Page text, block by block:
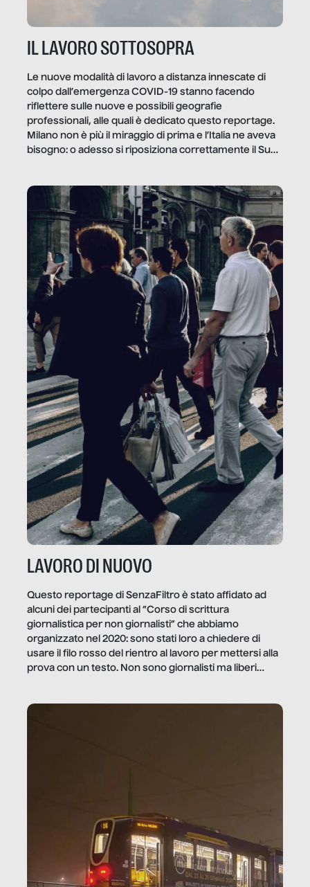
IL LAVORO SOTTOSOPRA
Le nuove modalità di lavoro a distanza innescate di
colpo dall’emergenza COVID-19 stanno facendo
riflettere sulle nuove e possibili geografie
professionali, alle quali è dedicato questo reportage.
Milano non è più il miraggio di prima e l’Italia ne aveva
bisogno: o adesso si riposiziona correttamente il Sud
LAVORO DI NUOVO
Questo reportage di SenzaFiltro è stato affidato ad
alcuni dei partecipanti al “Corso di scrittura
giornalistica per non giornalisti” che abbiamo
organizzato nel 2020: sono stati loro a chiedere di
usare il filo rosso del rientro al lavoro per mettersi alla
prova con un testo. Non sono giornalisti ma liberi